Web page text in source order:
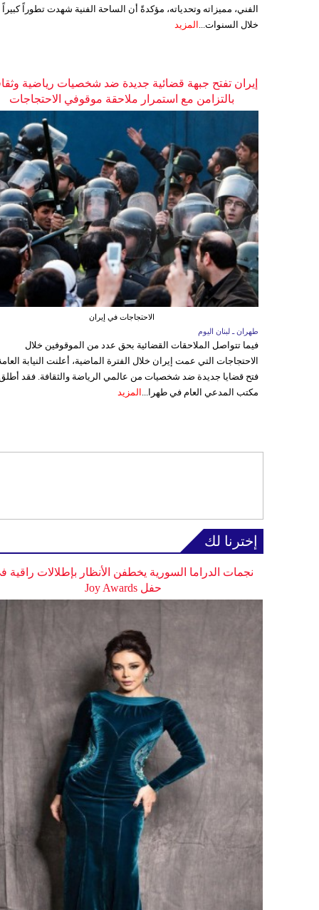
الفني، مميزاته وتحدياته، مؤكدةً أن الساحة الفنية شهدت تطوراً كبيراً
خلال السنوات... المزيد
إيران تفتح جبهة قضائية جديدة ضد شخصيات رياضية
بالتزامن مع استمرار ملاحقة موقوفي الاحتجاجات
الاحتجاجات في إيران
طهران ـ لبنان اليوم
فيما تتواصل الملاحقات القضائية بحق عدد من الموقوفين خلال
الاحتجاجات التي عمت إيران خلال الفترة الماضية، أعلنت النيابة
فتح قضايا جديدة ضد شخصيات من عالمي الرياضة والثقافة. فقد
مكتب المدعي العام في طهرا... المزيد
إخترنا لك
نجمات الدراما السورية يخطفن الأنظار بإطلالات راقية
حفل Joy Awards